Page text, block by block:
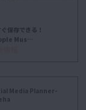
保存できる！
Mus…
Media Planner-